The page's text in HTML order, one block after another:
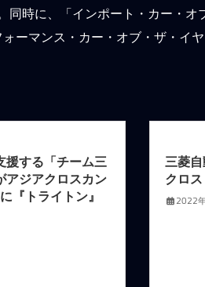
時に、「インポート・カー・オ
ーマンス・カー・オブ・ザ・イ
援する「チーム三
アジアクロスカン
『トライトン』
三菱
クロ
2022